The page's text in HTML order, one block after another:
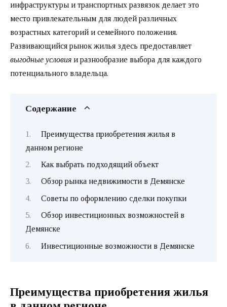
инфраструктуры и транспортных развязок делает это
место привлекательным для людей различных
возрастных категорий и семейного положения.
Развивающийся рынок жилья здесь предоставляет
выгодные условия и разнообразие выбора для каждого
потенциального владельца.
Содержание
Преимущества приобретения жилья в
данном регионе
Как выбрать подходящий объект
Обзор рынка недвижимости в Демянске
Советы по оформлению сделки покупки
Обзор инвестиционных возможностей в
Демянске
Инвестиционные возможности в Демянске
Преимущества приобретения жилья